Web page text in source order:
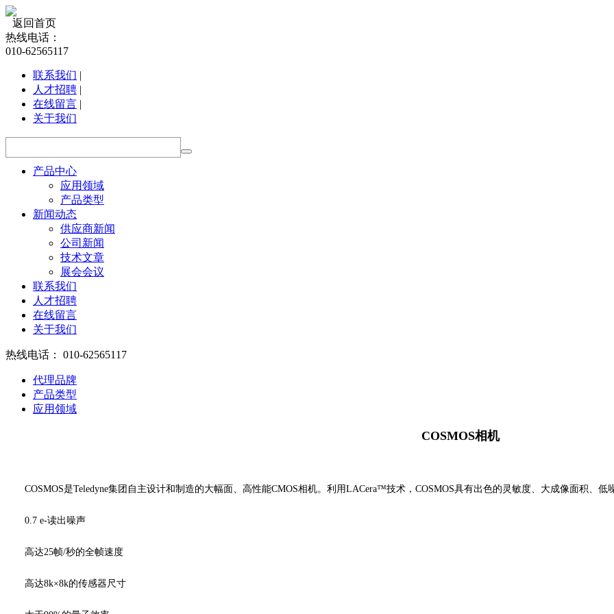
返回首页
热线电话：
010-62565117
联系我们 |
人才招聘 |
在线留言 |
关于我们
产品中心
应用领域
产品类型
新闻动态
供应商新闻
公司新闻
技术文章
展会会议
联系我们
人才招聘
在线留言
关于我们
热线电话： 010-62565117
代理品牌
产品类型
应用领域
COSMOS相机
COSMOS是Teledyne集团自主设计和制造的大幅面、高性能CMOS相机。利用LACera™技术，COSMOS具有出色的灵敏度、大成像面积、低
0.7 e-读出噪声
高达25帧/秒的全帧速度
高达8k×8k的传感器尺寸